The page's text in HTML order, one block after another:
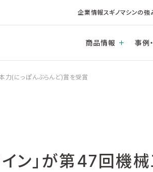
企業情報スギノマシンの強
商品情報 事例
力(にっぽんぶらんど)賞を受賞
ン」が第47回機